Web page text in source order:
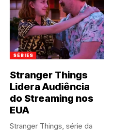
SÉRIES
Stranger Things
Lidera Audiência
do Streaming nos
EUA
Stranger Things, série da